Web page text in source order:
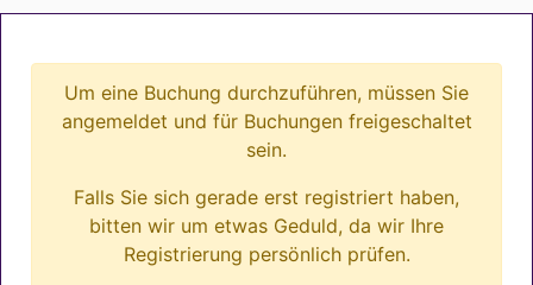
Um eine Buchung durchzuführen, müssen Sie
angemeldet und für Buchungen freigeschaltet
sein.
Falls Sie sich gerade erst registriert haben,
bitten wir um etwas Geduld, da wir Ihre
Registrierung persönlich prüfen.